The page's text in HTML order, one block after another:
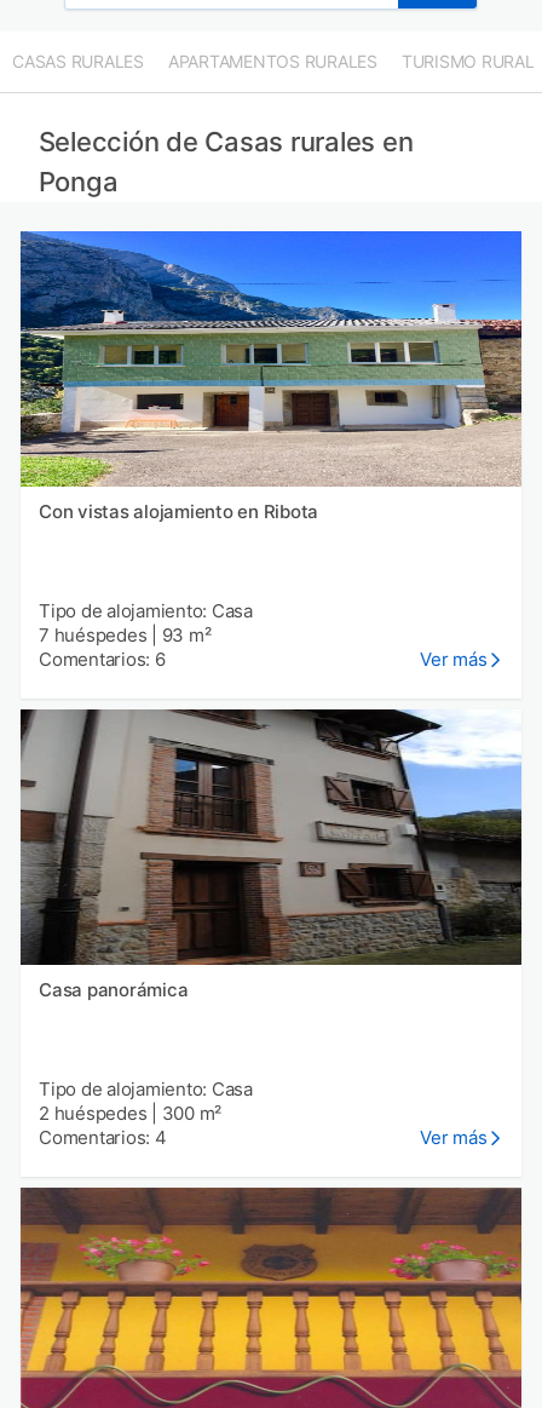
CASAS RURALES APARTAMENTOS RURALES TURISMO RURAL
Selección de Casas rurales en
Ponga
Con vistas alojamiento en Ribota
Tipo de alojamiento: Casa
7 huéspedes
93 m²
Comentarios: 6
Ver más
Casa panorámica
Tipo de alojamiento: Casa
2 huéspedes
300 m²
Comentarios: 4
Ver más